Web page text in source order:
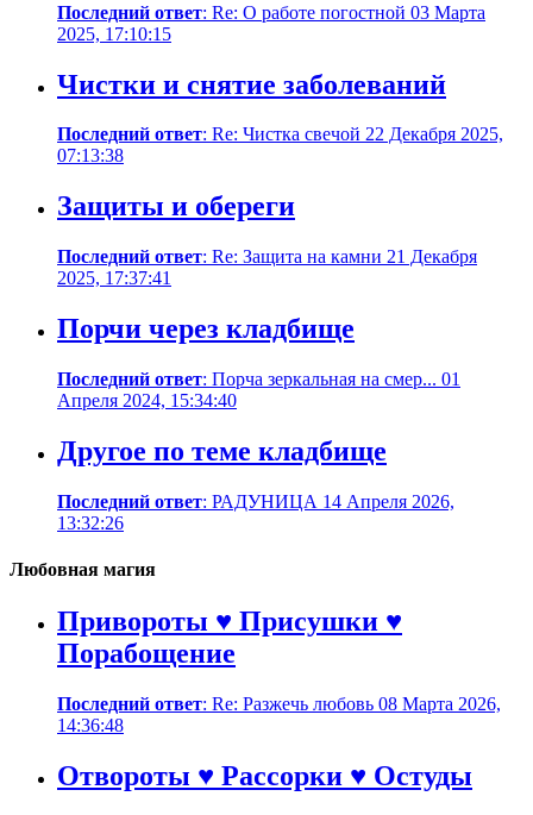
Последний ответ: Re: О работе погостной 03 Марта
2025, 17:10:15
Чистки и снятие заболеваний
Последний ответ: Re: Чистка свечой 22 Декабря 2025,
07:13:38
Защиты и обереги
Последний ответ: Re: Защита на камни 21 Декабря
2025, 17:37:41
Порчи через кладбище
Последний ответ: Порча зеркальная на смер... 01
Апреля 2024, 15:34:40
Другое по теме кладбище
Последний ответ: РАДУНИЦА 14 Апреля 2026,
13:32:26
Любовная магия
Привороты ♥ Присушки ♥
Порабощение
Последний ответ: Re: Разжечь любовь 08 Марта 2026,
14:36:48
Отвороты ♥ Рассорки ♥ Остуды